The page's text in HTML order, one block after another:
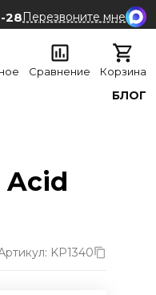
28Перезвоните мне
Сравнение Корзина
БЛОГ
Acid
KP1340